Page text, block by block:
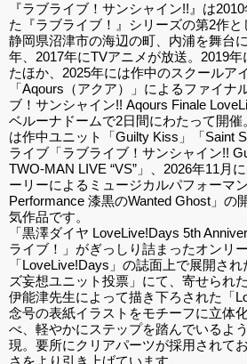
『ラブライブ！サンシャイン!!』は
た『ラブライブ！』シリーズの第2作と
静岡県沼津市の海辺の町、内浦を舞台
年、2017年にTVアニメが放送。2019
たほか、2025年には作中のスクールア
「Aqours（アクア）」によるファイナ
ブ！サンシャイン!! Aqours Finale
ベルーナドームで2日間にわたって開催
は作中ユニット「Guilty Kiss」「Saint
ライブ「ラブライブ！サンシャイン!!
TWO-MAN LIVE “VS”」、2026年11月
ーリーによるミュージカルパフォーマ
Performance 漆黒のWanted Ghost」の
気作品です。
「黒澤ダイヤ LoveLive!Days 5th
ライブ！」がぎっしり詰まったオンリ
「LoveLive!Days」の誌面上で展開さ
ズ妄想ユニット投票」にて、寄せられ
伊能津先生によって描き下ろされた「
念号の表紙イラストをモチーフに立体
べ、軽やかにステップを踏んでいるよ
現。要所にクリアパーツが採用されて